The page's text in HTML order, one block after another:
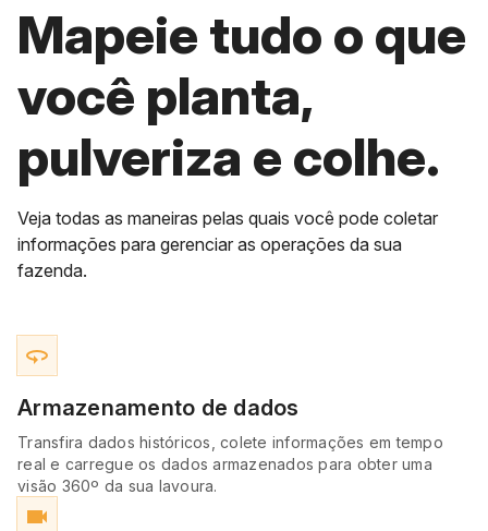
Mapeie tudo o que
você planta,
pulveriza e colhe.
Veja todas as maneiras pelas quais você pode coletar
informações para gerenciar as operações da sua
fazenda.
360
Armazenamento de dados
Transfira dados históricos, colete informações em tempo
real e carregue os dados armazenados para obter uma
visão 360º da sua lavoura.
videocam